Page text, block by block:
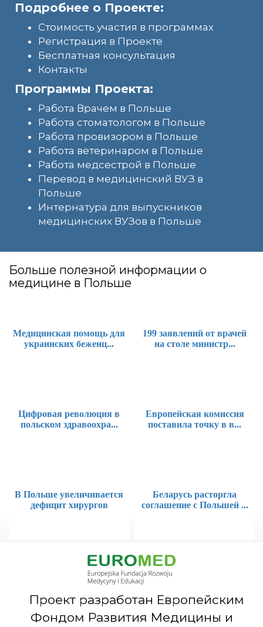
Подробнее о Проекте:
Стоимость участия в программах
Регистрация в Проекте
Бесплатная консультация
Контакты
Программы Проекта:
Работа Врачем в Польше
Работа стоматологом в Польше
Работа провизором в Польше
Работа ветеринаром в Польше
Работа медсестрой в Польше
Перевод в медицинский ВУЗ в
Польше
Интернатура для выпускников
медицинских ВУЗов в Польше
Больше полезной информации о
медицине в Польше
Медицинская помощь для
украинских беженц...
199 заявлений от врачей
на столе министр...
Цифровая революция в
польском здравоохра...
Европейская комиссия
поставила точку в в...
В Польше увеличивается
дефицит хирургов
Беларусь расторгла
соглашение с Польшей ...
Проект разработан Европейским
Фондом Развития Медицины и